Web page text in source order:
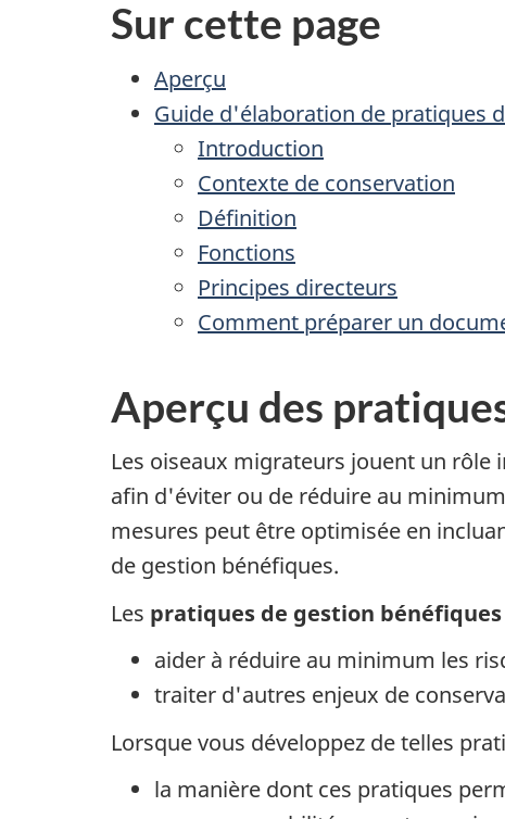
Sur cette page
Aperçu
Guide d'élaboration de pratiques
Introduction
Contexte de conservation
Définition
Fonctions
Principes directeurs
Comment préparer un
Aperçu des
Les oiseaux migrateurs jouent un rôle
afin d'éviter ou de réduire au
mesures peut être optimisée en
de gestion bénéfiques.
Les pratiques de gestion bénéfiques
aider à réduire au minimum les
traiter d'autres enjeux de
Lorsque vous développez de telles
la manière dont ces pratiques